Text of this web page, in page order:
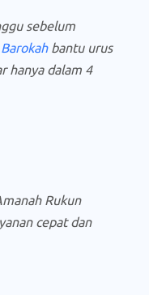
sebelum
bantu urus
hanya dalam 4
Rukun
cepat dan